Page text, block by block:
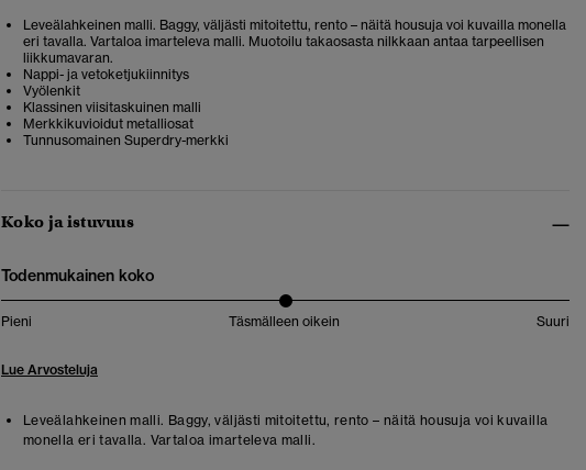
Leveälahkeinen malli. Baggy, väljästi mitoitettu, rento – näitä housuja voi kuvailla monella
eri tavalla. Vartaloa imarteleva malli. Muotoilu takaosasta nilkkaan antaa tarpeellisen
liikkumavaran.
Nappi- ja vetoketjukiinnitys
Vyölenkit
Klassinen viisitaskuinen malli
Merkkikuvioidut metalliosat
Tunnusomainen Superdry-merkki
Koko ja istuvuus
Todenmukainen koko
Pieni Täsmälleen oikein Suuri
Lue Arvosteluja
Leveälahkeinen malli. Baggy, väljästi mitoitettu, rento – näitä housuja voi kuvailla
monella eri tavalla. Vartaloa imarteleva malli.